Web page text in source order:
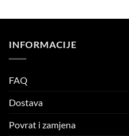
INFORMACIJE
FAQ
Dostava
Povrat i zamjena